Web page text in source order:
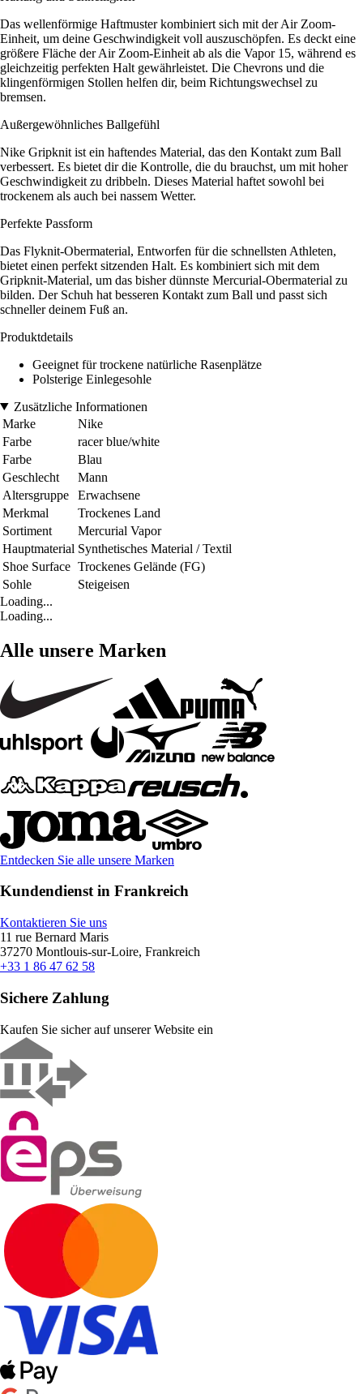
Das wellenförmige Haftmuster kombiniert sich mit der Air Zoom-
Einheit, um deine Geschwindigkeit voll auszuschöpfen. Es deckt eine
größere Fläche der Air Zoom-Einheit ab als die Vapor 15, während es
gleichzeitig perfekten Halt gewährleistet. Die Chevrons und die
klingenförmigen Stollen helfen dir, beim Richtungswechsel zu
bremsen.
Außergewöhnliches Ballgefühl
Nike Gripknit ist ein haftendes Material, das den Kontakt zum Ball
verbessert. Es bietet dir die Kontrolle, die du brauchst, um mit hoher
Geschwindigkeit zu dribbeln. Dieses Material haftet sowohl bei
trockenem als auch bei nassem Wetter.
Perfekte Passform
Das Flyknit-Obermaterial, Entworfen für die schnellsten Athleten,
bietet einen perfekt sitzenden Halt. Es kombiniert sich mit dem
Gripknit-Material, um das bisher dünnste Mercurial-Obermaterial zu
bilden. Der Schuh hat besseren Kontakt zum Ball und passt sich
schneller deinem Fuß an.
Produktdetails
Geeignet für trockene natürliche Rasenplätze
Polsterige Einlegesohle
Zusätzliche Informationen
Marke
Nike
Farbe
racer blue/white
Farbe
Blau
Geschlecht
Mann
Altersgruppe
Erwachsene
Merkmal
Trockenes Land
Sortiment
Mercurial Vapor
Hauptmaterial Synthetisches Material / Textil
Shoe Surface Trockenes Gelände (FG)
Sohle
Steigeisen
Loading...
Loading...
Alle unsere Marken
Entdecken Sie alle unsere Marken
Kundendienst in Frankreich
Kontaktieren Sie uns
11 rue Bernard Maris
37270 Montlouis-sur-Loire, Frankreich
+33 1 86 47 62 58
Sichere Zahlung
Kaufen Sie sicher auf unserer Website ein